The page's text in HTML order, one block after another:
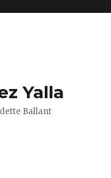
Yalla
Ballant